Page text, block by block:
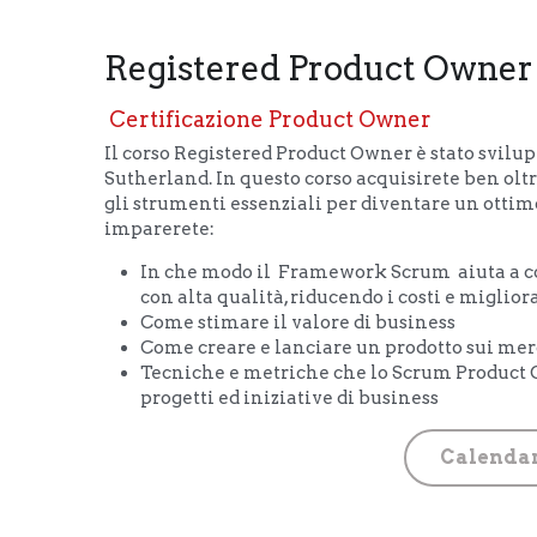
Registered Product
Certificazione Product Owner
Il corso Registered Product Owner è stato
Sutherland. In questo corso acquisirete ben
gli strumenti essenziali per diventare un
imparerete:
In che modo il  Framework Scrum  aiuta
con alta qualità, riducendo i costi e
Come stimare il valore di business
Come creare e lanciare un prodotto sui
Tecniche e metriche che lo Scrum
progetti ed iniziative di business